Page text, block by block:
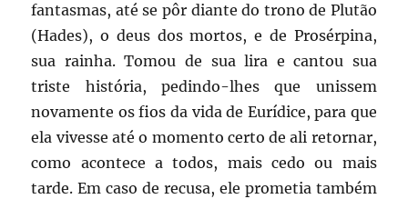
fantasmas, até se pôr diante do trono de Plutão
(Hades), o deus dos mortos, e de Prosérpina,
sua rainha. Tomou de sua lira e cantou sua
triste história, pedindo-lhes que unissem
novamente os fios da vida de Eurídice, para que
ela vivesse até o momento certo de ali retornar,
como acontece a todos, mais cedo ou mais
tarde. Em caso de recusa, ele prometia também